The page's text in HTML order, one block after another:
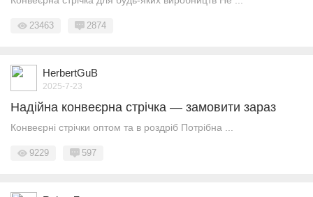
23463 2874
HerbertGuB
2025-7-23
Надійна конвеєрна стрічка — замовити зараз
Конвеєрні стрічки оптом та в роздріб Потрібна ...
9229 597